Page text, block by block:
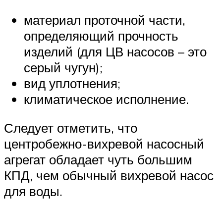
материал проточной части,
определяющий прочность
изделий (для ЦВ насосов – это
серый чугун);
вид уплотнения;
климатическое исполнение.
Следует отметить, что
центробежно-вихревой насосный
агрегат обладает чуть большим
КПД, чем обычный вихревой насос
для воды.